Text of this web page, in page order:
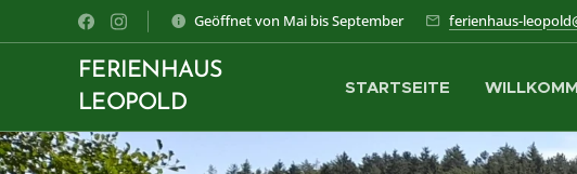
Geöffnet von Mai bis September ferienhaus-
FERIENHAUS
LEOPOLD
STARTSEITE